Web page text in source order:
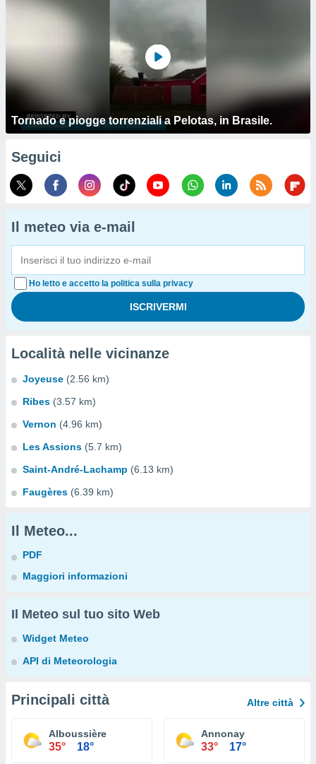
Tornado e piogge torrenziali a Pelotas, in Brasile.
Seguici
Il meteo via e-mail
Ho letto e accetto la politica sulla privacy
Località nelle vicinanze
Joyeuse (2.56 km)
Ribes (3.57 km)
Vernon (4.96 km)
Les Assions (5.7 km)
Saint-André-Lachamp (6.13 km)
Faugères (6.39 km)
Il Meteo...
PDF
Maggiori informazioni
Il Meteo sul tuo sito Web
Widget Meteo
API di Meteorologia
Principali città Altre città
Alboussière
35° 18°
Annonay
33° 17°